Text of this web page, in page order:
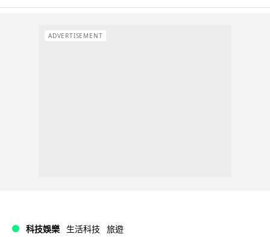
ADVERTISEMENT
科技娛樂 生活科技 旅遊